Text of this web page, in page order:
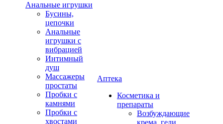
Анальные игрушки
Бусины,
цепочки
Анальные
игрушки с
вибрацией
Интимный
душ
Массажеры
простаты
Пробки с
камнями
Пробки с
хвостами
Аптека
Косметика и
препараты
Возбуждающие
крема, гели